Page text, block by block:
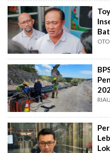
RIAU